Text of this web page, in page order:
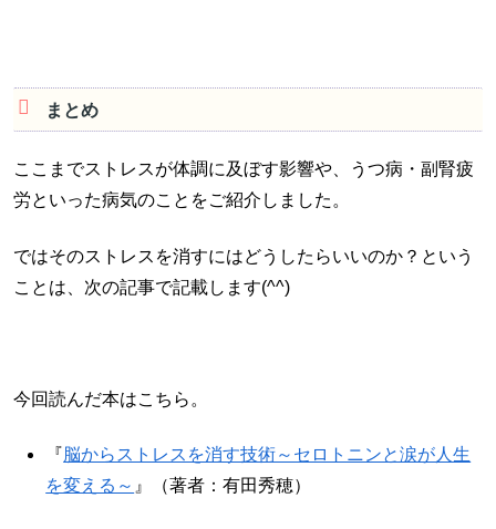
まとめ
ここまでストレスが体調に及ぼす影響や、うつ病・副腎疲
労といった病気のことをご紹介しました。
ではそのストレスを消すにはどうしたらいいのか？という
ことは、次の記事で記載します(^^)
今回読んだ本はこちら。
『 脳からストレスを消す技術～セロトニンと涙が人生
を変える～ 』（著者：有田秀穂）